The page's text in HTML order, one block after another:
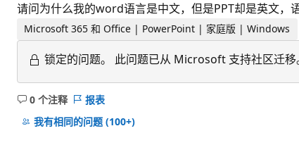
请问为什么我的word语言是中文，但是PPT却是英文，
Microsoft 365 和 Office | PowerPoint | 家庭版 | Windows
锁定的问题。 此问题已从 Microsoft 支持社区迁移
0 个注释
无
注
报表
我有相同的问题 (100+)